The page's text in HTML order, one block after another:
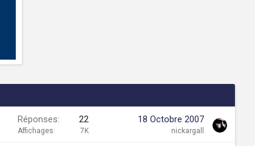
Réponses 22
Affichages 7K
18 Octobre 2007
nickargall